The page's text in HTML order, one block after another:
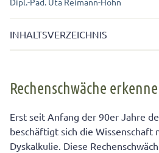
INHALTSVERZEICHNIS
Checkliste: So erkennen Sie, ob
Rechenschwäche
Erst seit Anfang der 90er Jahre
beschäftigt sich die Wissenschaft
Dyskalkulie. Diese